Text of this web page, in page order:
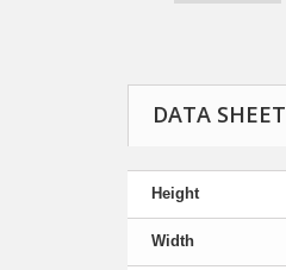
DATA SHEET
Height
Width